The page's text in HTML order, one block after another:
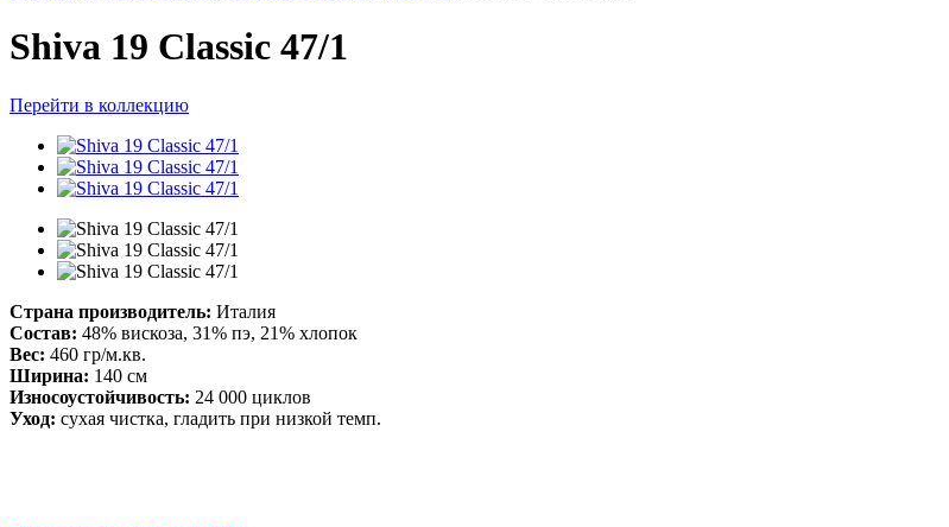
Shiva 19 Classic 47/1
Перейти в коллекцию
Страна производитель: Италия
Состав: 48% вискоза, 31% пэ, 21% хлопок
Вес: 460 гр/м.кв.
Ширина: 140 см
Износоустойчивость: 24 000 циклов
Уход: сухая чистка, гладить при низкой темп.